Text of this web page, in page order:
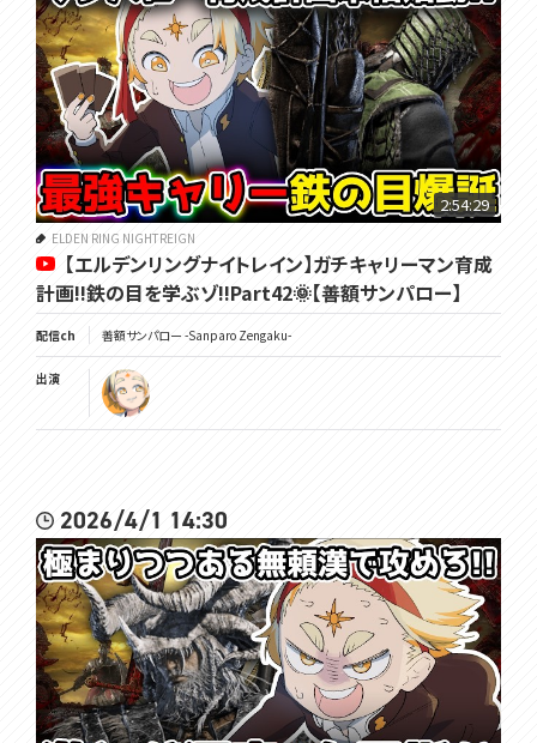
2:54:29
ELDEN RING NIGHTREIGN
【エルデンリングナイトレイン】ガチキャリーマン育成
計画!!鉄の目を学ぶゾ!!Part42🌞【善額サンパロー】
配信ch 善額サンパロー -Sanparo Zengaku-
出演
2026/4/1 14:30